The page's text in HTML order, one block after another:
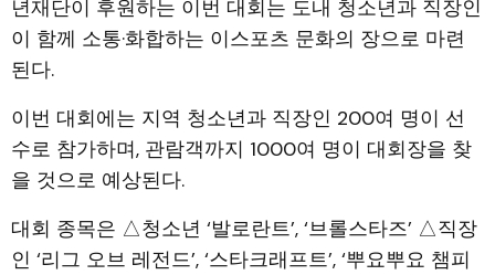
년재단이 후원하는 이번 대회는 도내 청소년과 직장인
이 함께 소통·화합하는 이스포츠 문화의 장으로 마련
된다.
이번 대회에는 지역 청소년과 직장인 200여 명이 선
수로 참가하며, 관람객까지 1000여 명이 대회장을 찾
을 것으로 예상된다.
대회 종목은 △청소년 ‘발로란트’, ‘브롤스타즈’ △직장
인 ‘리그 오브 레전드’, ‘스타크래프트’, ‘뿌요뿌요 챔피